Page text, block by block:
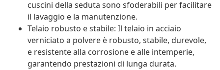
cuscini della seduta sono sfoderabili per facilitare
il lavaggio e la manutenzione.
Telaio robusto e stabile: Il telaio in acciaio
verniciato a polvere è robusto, stabile, durevole,
e resistente alla corrosione e alle intemperie,
garantendo prestazioni di lunga durata.